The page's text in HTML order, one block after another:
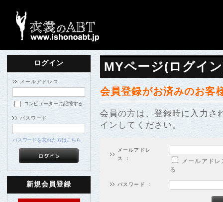
ログイン
メールアドレス
コンピューターに記憶する
パスワード
パスワードを忘れた方はこちら
新規会員登録
MYページ(ログイ
会員登録がお済みのお客
会員の方は、登録時に入力さ
インしてください。
メールアドレ
ス ：
メールアド
る
パスワード ：